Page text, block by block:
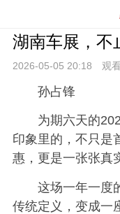
湖南车展，不
2026-05-05 20:18 观
孙占锋
为期六天的
印象里的，不只是
惠，更是一张张真
这场一年一度
传统定义，变成一